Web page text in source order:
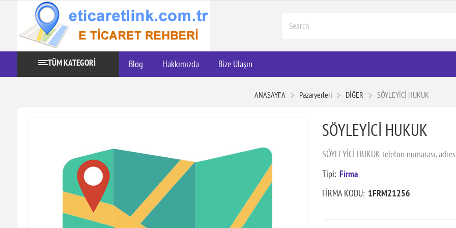
TÜM KATEGORİ Blog Hakkımızda Bize Ulaşın
ANASAYFA Pazaryerleri DİĞER SÖYLEYİCİ HUKUK
SÖYLEYİCİ HUKUK
SÖYLEYİCİ HUKUK telefon numarası,
Tipi: Firma
FİRMA KODU: 1FRM21256